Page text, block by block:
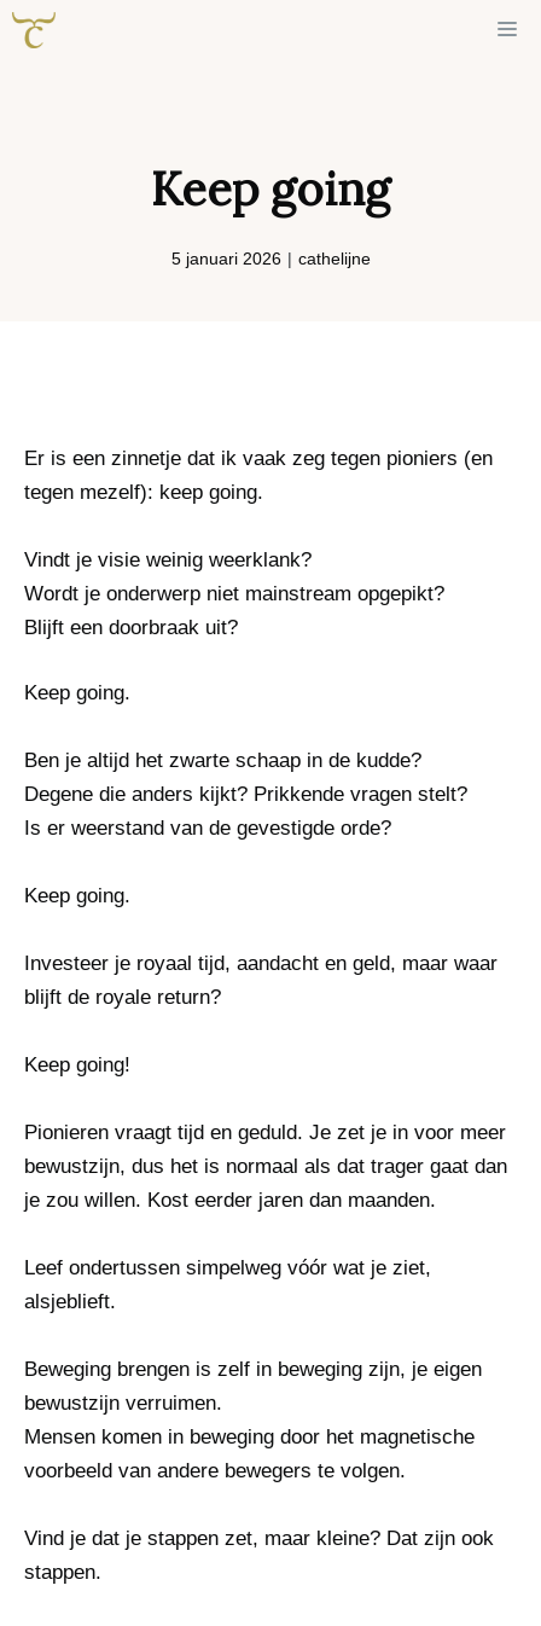
Ga
naar
Keep going
5 januari 2026 | cathelijne
Er is een zinnetje dat ik vaak zeg tegen pioniers (en
tegen mezelf): keep going.
Vindt je visie weinig weerklank?
Wordt je onderwerp niet mainstream opgepikt?
Blijft een doorbraak uit?
Keep going.
Ben je altijd het zwarte schaap in de kudde?
Degene die anders kijkt? Prikkende vragen stelt?
Is er weerstand van de gevestigde orde?
Keep going.
Investeer je royaal tijd, aandacht en geld, maar waar
blijft de royale return?
Keep going!
Pionieren vraagt tijd en geduld. Je zet je in voor meer
bewustzijn, dus het is normaal als dat trager gaat dan
je zou willen. Kost eerder jaren dan maanden.
Leef ondertussen simpelweg vóór wat je ziet,
alsjeblieft.
Beweging brengen is zelf in beweging zijn, je eigen
bewustzijn verruimen.
Mensen komen in beweging door het magnetische
voorbeeld van andere bewegers te volgen.
Vind je dat je stappen zet, maar kleine? Dat zijn ook
stappen.